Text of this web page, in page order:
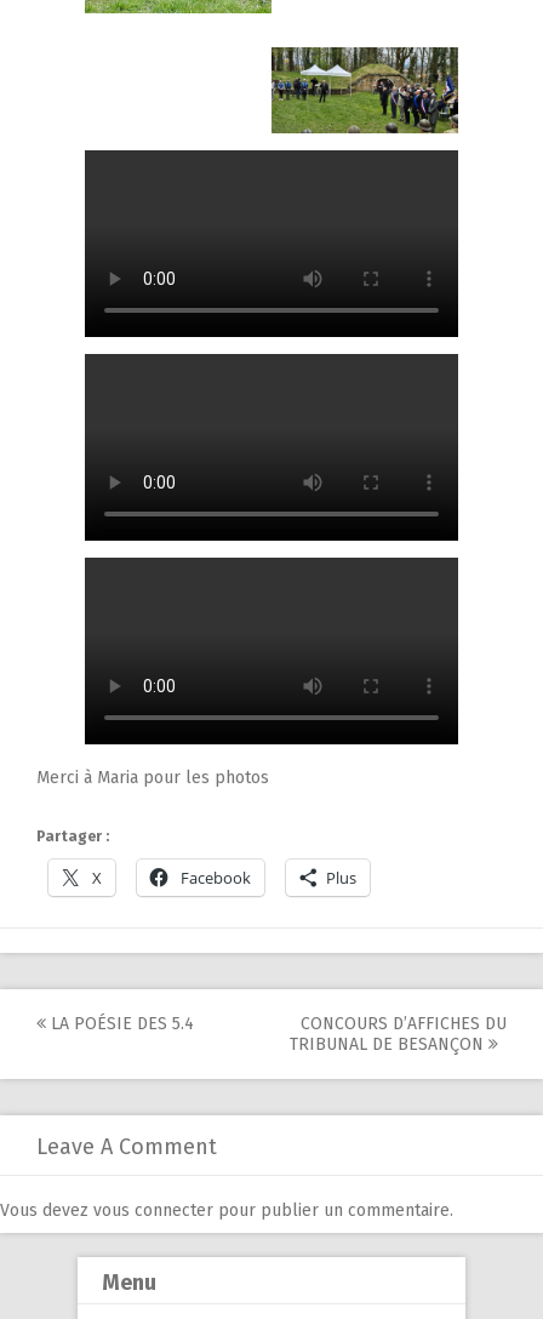
Merci à Maria pour les photos
Partager :
X Facebook Plus
Post
LA POÉSIE DES 5.4
CONCOURS D’AFFICHES DU
TRIBUNAL DE BESANÇON
Leave A Comment
Vous devez vous connecter pour publier un commentaire.
Menu